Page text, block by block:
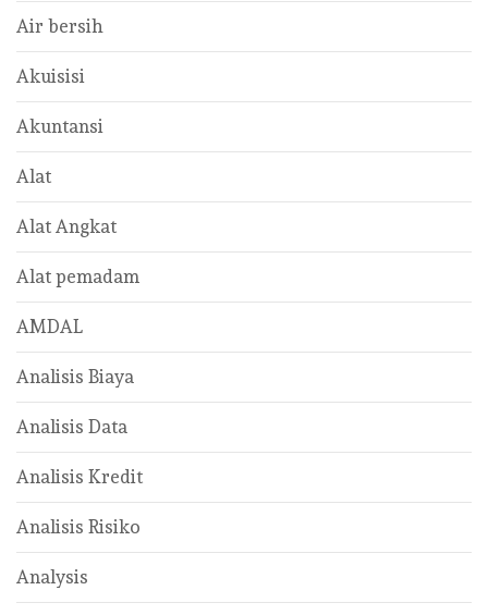
Air bersih
Akuisisi
Akuntansi
Alat
Alat Angkat
Alat pemadam
AMDAL
Analisis Biaya
Analisis Data
Analisis Kredit
Analisis Risiko
Analysis